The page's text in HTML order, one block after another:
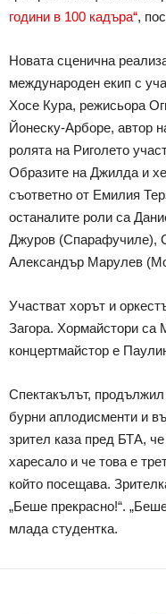
години в 100 кадъра“,
Новата сценична
международен екип с
Хосе Кура, режисьора
Йонеску-Арборе, автор
ролята на Риголето
Образите на Джилда и
съответно от Емилия
останалите роли са
Джуров (Спарафучиле),
Александър Марулев
Участват хорът и
Загора. Хормайстори
концертмайстор е
Спектакълът,
бурни аплодисменти и
зрител каза пред БТА,
харесало и че това е
който посещава.
„Беше прекрасно!“.
млада студентка.